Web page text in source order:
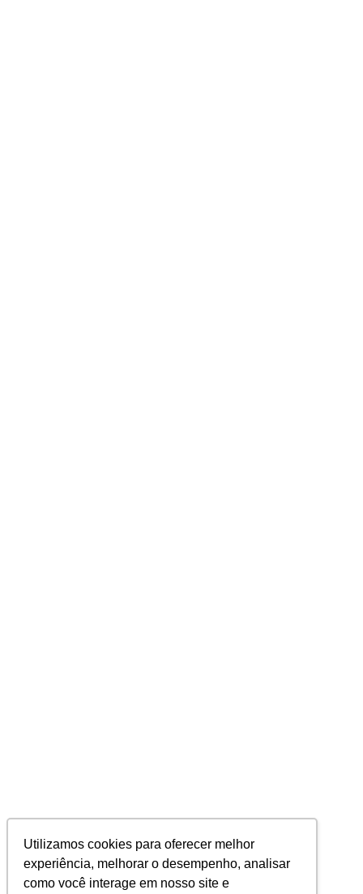
Utilizamos cookies para oferecer melhor
experiência, melhorar o desempenho, analisar
como você interage em nosso site e